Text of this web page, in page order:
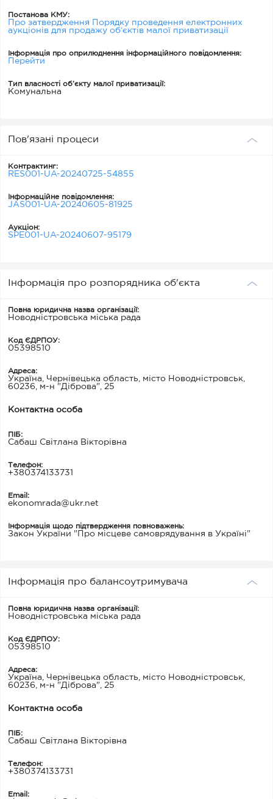
Постанова КМУ:
Про затвердження Порядку проведення електронних
аукціонів для продажу об’єктів малої приватизації
Інформація про оприлюднення інформаційного повідомлення:
Перейти
Тип власності об’єкту малої приватизації:
Комунальна
Пов'язані процеси
Контрактинг:
RES001-UA-20240725-54855
Інформаційне повідомлення:
JAS001-UA-20240605-81925
Аукціон:
SPE001-UA-20240607-95179
Інформація про розпорядника об'єкта
Повна юридична назва організації:
Новодністровська міська рада
Код ЄДРПОУ:
05398510
Адреса:
Україна, Чернівецька область, місто Новодністровськ,
60236, м-н "Діброва", 25
Контактна особа
ПІБ:
Сабаш Світлана Вікторівна
Телефон:
+380374133731
Email:
ekonomrada@ukr.net
Інформація щодо підтвердження повноважень:
Закон України "Про місцеве самоврядування в Україні"
Інформація про балансоутримувача
Повна юридична назва організації:
Новодністровська міська рада
Код ЄДРПОУ:
05398510
Адреса:
Україна, Чернівецька область, місто Новодністровськ,
60236, м-н "Діброва", 25
Контактна особа
ПІБ:
Сабаш Світлана Вікторівна
Телефон:
+380374133731
Email: